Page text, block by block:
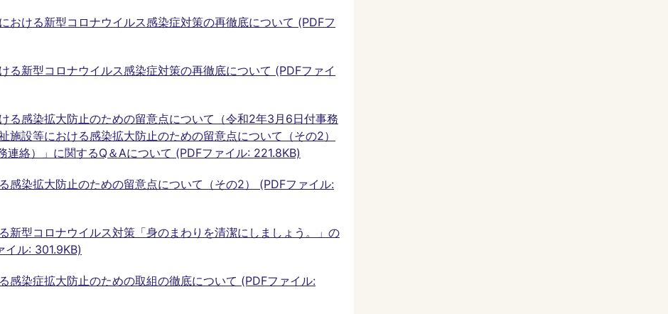
おける新型コロナウイルス感染症対策の再徹底について (PDFフ
る新型コロナウイルス感染症対策の再徹底について (PDFファイ
る感染拡大防止のための留意点について（令和2年3月6日付事務
施設等における感染拡大防止のための留意点について（その2）
連絡）」に関するQ＆Aについて (PDFファイル: 221.8KB)
感染拡大防止のための留意点について（その2） (PDFファイル:
新型コロナウイルス対策「身のまわりを清潔にしましょう。」の
イル: 301.9KB)
感染症拡大防止のための取組の徹底について (PDFファイル: